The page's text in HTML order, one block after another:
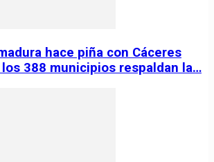
hace piña con Cáceres
los 388 municipios respaldan la…